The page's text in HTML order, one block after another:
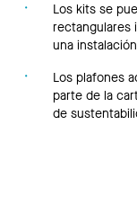
Los kits se
rectangulares
una
Los plafones
parte de la
de